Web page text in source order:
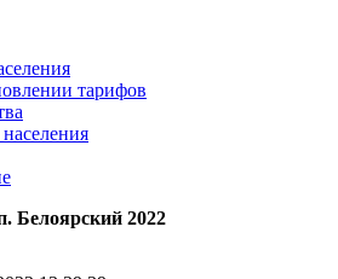
тарифов
Белоярский 2022